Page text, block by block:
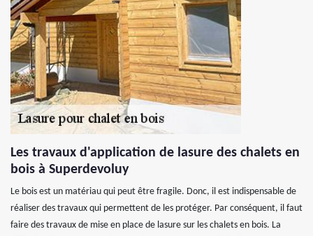
Les travaux d'application de lasure des chalets en
bois à Superdevoluy
Le bois est un matériau qui peut être fragile. Donc, il est indispensable de
réaliser des travaux qui permettent de les protéger. Par conséquent, il faut
faire des travaux de mise en place de lasure sur les chalets en bois. La